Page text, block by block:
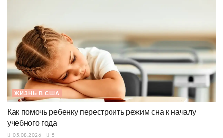
ЖИЗНЬ В США
Как помочь ребенку перестроить режим сна к началу
учебного года
05.08.2026 5